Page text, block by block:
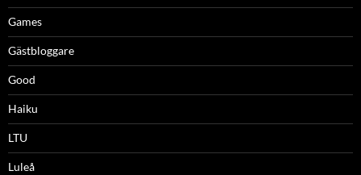
Games
Gästbloggare
Good
Haiku
LTU
Luleå